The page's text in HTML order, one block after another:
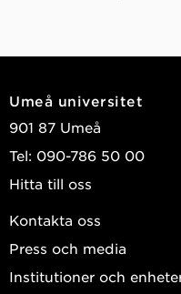
Umeå universitet
901 87 Umeå
Tel: 090-786 50 00
Hitta till oss
Kontakta oss
Press och media
Institutioner och